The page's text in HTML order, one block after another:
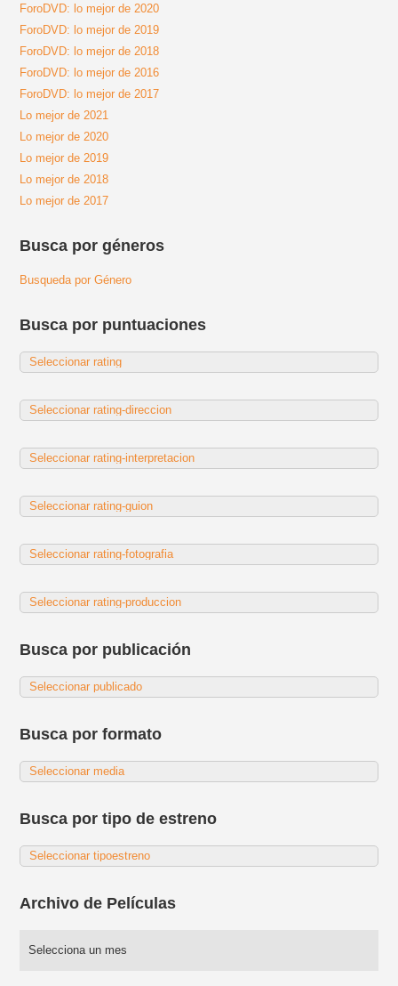
ForoDVD: lo mejor de 2020
ForoDVD: lo mejor de 2019
ForoDVD: lo mejor de 2018
ForoDVD: lo mejor de 2016
ForoDVD: lo mejor de 2017
Lo mejor de 2021
Lo mejor de 2020
Lo mejor de 2019
Lo mejor de 2018
Lo mejor de 2017
Busca por géneros
Busqueda por Género
Busca por puntuaciones
Busca por publicación
Busca por formato
Busca por tipo de estreno
Archivo de Películas